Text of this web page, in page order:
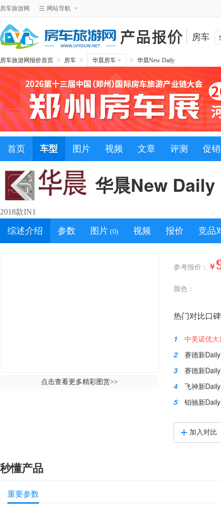
房车旅游网 网站导航
房车
房车旅游网报价首页 > 房车 > 华晨房车 > 华晨New Daily
首页 车型 图片 视频 文章 评测 促销
华晨New Daily
2018款IN1
综述介绍 参数 图片 (0) 视频 报价 竞品
点击查看更多精彩图赏>>
参考报价： ￥
颜色：
热门对比口
1
中美诺优
2
赛德新Daily
3
赛德新Daily（
4
飞神新Daily
5
铂驰新Daily(欧
加入对比
秒懂产品
重要参数